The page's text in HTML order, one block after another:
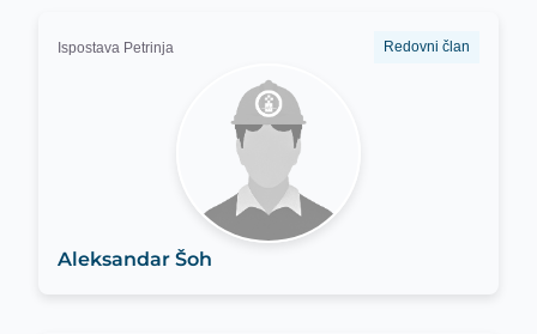
Ispostava Petrinja Redovni član
Aleksandar Šoh